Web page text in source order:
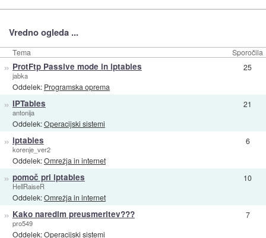
Vredno ogleda ...
Tema Sporočila
» ProtFtp Passive mode in iptables
jabka
Oddelek: Programska oprema
25
» IPTables
antonija
Oddelek:Operacijski sistemi
21
» iptables
korenje_ver2
Oddelek:Omrežja in internet
6
» pomoč pri iptables
HellRaiseR
Oddelek:Omrežja in internet
10
» Kako naredim preusmeritev???
pro549
Oddelek:Operacijski sistemi
7